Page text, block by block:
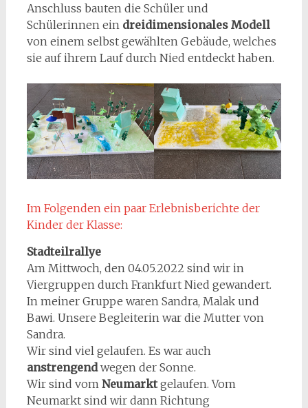
Anschluss bauten die Schüler und
Schülerinnen ein dreidimensionales Modell
von einem selbst gewählten Gebäude, welches
sie auf ihrem Lauf durch Nied entdeckt haben.
Im Folgenden ein paar Erlebnisberichte der
Kinder der Klasse:
Stadteilrallye
Am Mittwoch, den 04.05.2022 sind wir in
Viergruppen durch Frankfurt Nied gewandert.
In meiner Gruppe waren Sandra, Malak und
Bawi. Unsere Begleiterin war die Mutter von
Sandra.
Wir sind viel gelaufen. Es war auch
anstrengendwegen der Sonne.
Wir sind vom Neumarktgelaufen. Vom
Neumarkt sind wir dann Richtung